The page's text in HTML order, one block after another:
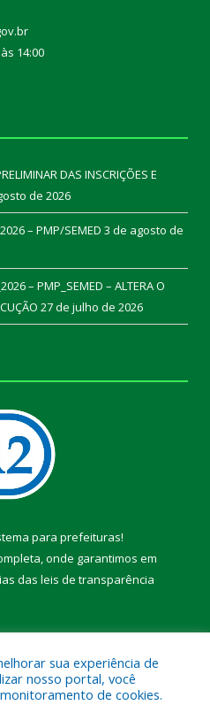
14:00
DAS INSCRIÇÕES E
de 2026
– PMP/SEMED 3 de agosto de
– PMP_SEMED – ALTERA O
27 de julho de 2026
para prefeituras!
onde garantimos em
das leis de transparência
sua experiência de
nosso portal, você
de cookies.